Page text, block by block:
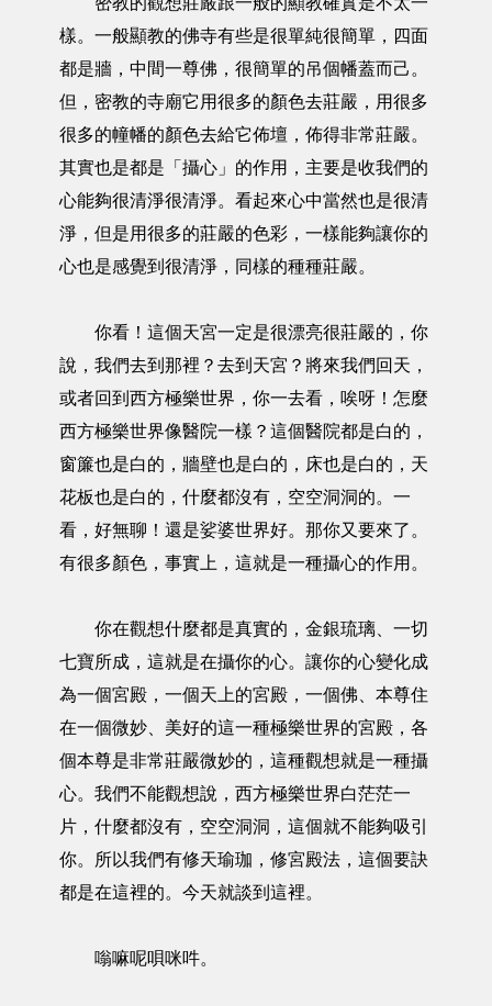
樣。一般顯教的佛寺有些是很單純很簡單，四面
都是牆，中間一尊佛，很簡單的吊個幡蓋而己。
但，密教的寺廟它用很多的顏色去莊嚴，用很多
很多的幢幡的顏色去給它佈壇，佈得非常莊嚴。
其實也是都是「攝心」的作用，主要是收我們的
心能夠很清淨很清淨。看起來心中當然也是很清
淨，但是用很多的莊嚴的色彩，一樣能夠讓你的
心也是感覺到很清淨，同樣的種種莊嚴。
你看！這個天宮一定是很漂亮很莊嚴的，你
說，我們去到那裡？去到天宮？將來我們回天，
或者回到西方極樂世界，你一去看，唉呀！怎麼
西方極樂世界像醫院一樣？這個醫院都是白的，
窗簾也是白的，牆壁也是白的，床也是白的，天
花板也是白的，什麼都沒有，空空洞洞的。一
看，好無聊！還是娑婆世界好。那你又要來了。
有很多顏色，事實上，這就是一種攝心的作用。
你在觀想什麼都是真實的，金銀琉璃、一切
七寶所成，這就是在攝你的心。讓你的心變化成
為一個宮殿，一個天上的宮殿，一個佛、本尊住
在一個微妙、美好的這一種極樂世界的宮殿，各
個本尊是非常莊嚴微妙的，這種觀想就是一種攝
心。我們不能觀想說，西方極樂世界白茫茫一
片，什麼都沒有，空空洞洞，這個就不能夠吸引
你。所以我們有修天瑜珈，修宮殿法，這個要訣
都是在這裡的。今天就談到這裡。
嗡嘛呢唄咪吽。